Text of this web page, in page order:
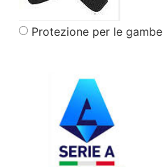
Protezione per le gambe